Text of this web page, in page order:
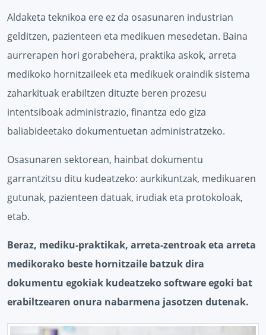
Aldaketa teknikoa ere ez da osasunaren industrian
gelditzen, pazienteen eta medikuen mesedetan. Baina
aurrerapen hori gorabehera, praktika askok, arreta
medikoko hornitzaileek eta medikuek oraindik sistema
zaharkituak erabiltzen dituzte beren prozesu
intentsiboak administrazio, finantza edo giza
baliabideetako dokumentuetan administratzeko.
Osasunaren sektorean, hainbat dokumentu
garrantzitsu ditu kudeatzeko: aurkikuntzak, medikuaren
gutunak, pazienteen datuak, irudiak eta protokoloak,
etab.
Beraz, mediku-praktikak, arreta-zentroak eta arreta
medikorako beste hornitzaile batzuk dira
dokumentu egokiak kudeatzeko software egoki bat
erabiltzearen onura nabarmena jasotzen dutenak.